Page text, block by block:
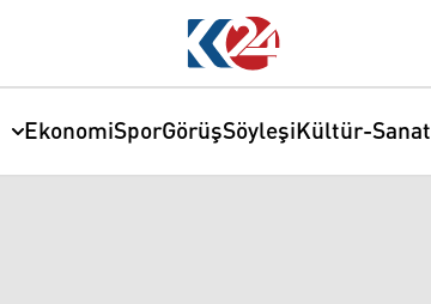
EkonomiSporGörüşSöyleşiKültür-Sanat